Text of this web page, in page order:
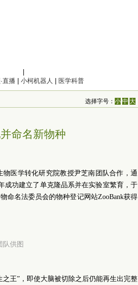
直播 小柯机器人 医学科普
选择字号：小 中 大
命名新物种
医学转化研究院教授尹芝南团队合作，通
成功建立了单克隆品系并在实验室繁育，于
命名法委员会的物种登记网站ZooBank获得
队供图
王”，即使大脑被切除之后仍能再生出完整